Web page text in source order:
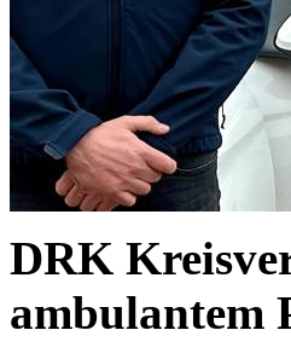
DRK
ambulantem